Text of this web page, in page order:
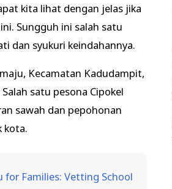
kita lihat dengan jelas jika
Sungguh ini salah satu
dan syukuri keindahannya.
Kecamatan Kadudampit,
satu pesona Cipokel
sawah dan pepohonan
kota.
for Families: Vetting School